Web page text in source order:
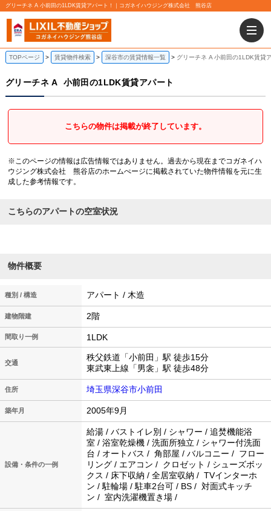
グリーチネ A 小前田の1LDK賃貸アパート！｜コガネイハウジング株式会社 熊谷店
TOPページ 賃貸物件検索 深谷市の賃貸情報一覧 グリーチネ A 小前田の1LDK賃貸
グリーチネ A 小前田の1LDK賃貸アパート
こちらの物件は掲載が終了しています。
※このページの情報は広告情報ではありません。過去から現在までコガネイハ
ウジング株式会社 熊谷店のホームぺージに掲載されていた物件情報を元に生
成した参考情報です。
こちらのアパートの空室状況
物件概要
種別 / 構造 アパート / 木造
建物階建 2階
間取り一例 1LDK
交通
秩父鉄道「小前田」駅 徒歩15分
東武東上線「男衾」駅 徒歩48分
住所 埼玉県深谷市小前田
築年月 2005年9月
設備・条件の一例
給湯 / バストイレ別 / シャワー / 追焚機能浴
室 / 浴室乾燥機 / 洗面所独立 / シャワー付洗面
台 / オートバス / 角部屋 / バルコニー / フロー
リング / エアコン / クロゼット / シューズボッ
クス / 床下収納 / 全居室収納 / TVインターホ
ン / 駐輪場 / 駐車2台可 / BS / 対面式キッチ
ン / 室内洗濯機置き場 /